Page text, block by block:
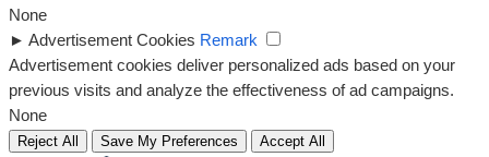
None
► Advertisement Cookies Remark
Advertisement cookies deliver personalized ads based on your
previous visits and analyze the effectiveness of ad campaigns.
None
Reject All Save My Preferences Accept All